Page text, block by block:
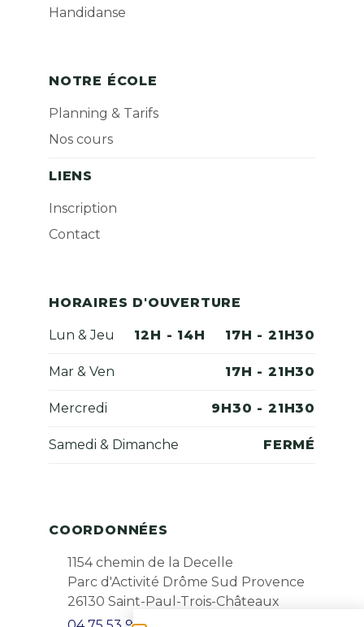
Handidanse
NOTRE ÉCOLE
Planning & Tarifs
Nos cours
LIENS
Inscription
Contact
HORAIRES D'OUVERTURE
Lun & Jeu 12H - 14H 17H - 21H30
Mar & Ven 17H - 21H30
Mercredi 9H30 - 21H30
Samedi & Dimanche FERMÉ
COORDONNÉES
1154 chemin de la Decelle
Parc d'Activité Drôme Sud Provence
26130 Saint-Paul-Trois-Châteaux